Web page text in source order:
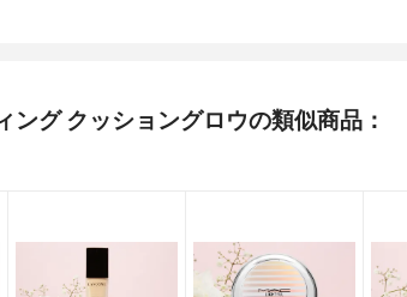
グ クッショングロウの類似商品：